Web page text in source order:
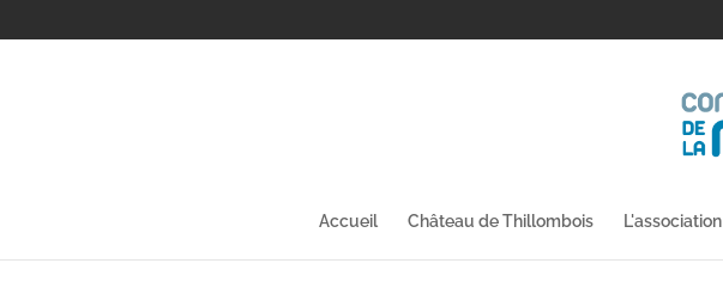
Accueil Château de Thillombois L'association